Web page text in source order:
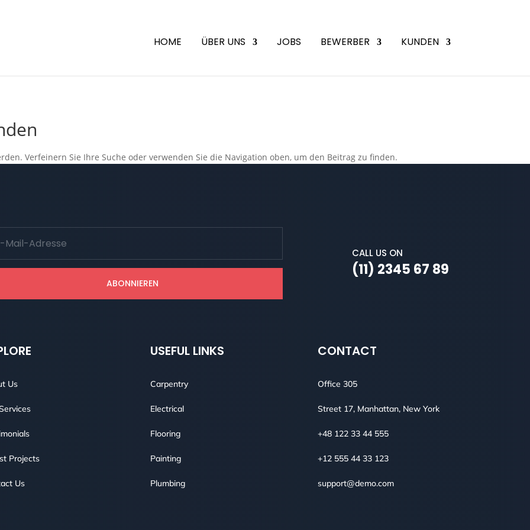
HOME ÜBER UNS JOBS BEWERBER KUNDEN
Verfeinern Sie Ihre Suche oder verwenden Sie die Navigation oben, um den Beitrag zu finden.
ABONNIEREN
CALL US ON
(11) 2345 67 89
Us
Projects
Us
USEFUL LINKS
Carpentry
Electrical
Flooring
Painting
Plumbing
CONTACT
Office 305
Street 17, Manhattan, New York
+48 122 33 44 555
+12 555 44 33 123
support@demo.com